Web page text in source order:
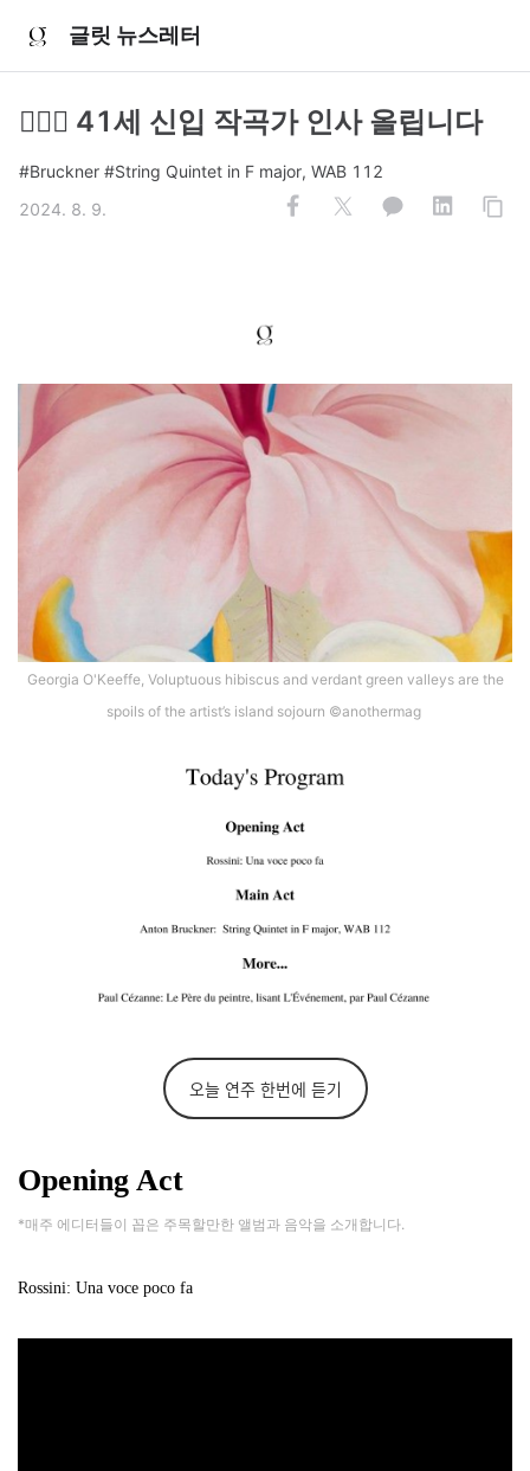
글릿 뉴스레터
🙇🏻‍♂️ 41세 신입 작곡가 인사 올립니다
#Bruckner #String Quintet in F major, WAB 112
2024. 8. 9.
Georgia O'Keeffe, Voluptuous hibiscus and verdant green valleys are the
spoils of the artist’s island sojourn ©️anothermag
오늘 연주 한번에 듣기
Opening Act
*매주 에디터들이 꼽은 주목할만한 앨범과 음악을 소개합니다.
Rossini: Una voce poco fa